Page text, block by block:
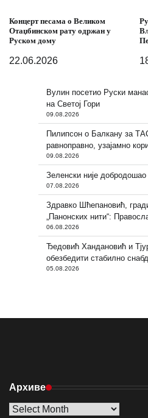
Концерт песама о Великом
Отаџбинском рату одржан у
Руском дому
22.06.2026
Вулин посетио Руски
на Светој Гори
09.08.2026
Пилипсон о Балкану за
равноправно, узајамно
09.08.2026
Зеленски није
07.08.2026
Здравко Шћепановић,
„Панонских нити“:
06.08.2026
Ђедовић Хандановић и
обезбедити стабилно
05.08.2026
Архиве
Архиве